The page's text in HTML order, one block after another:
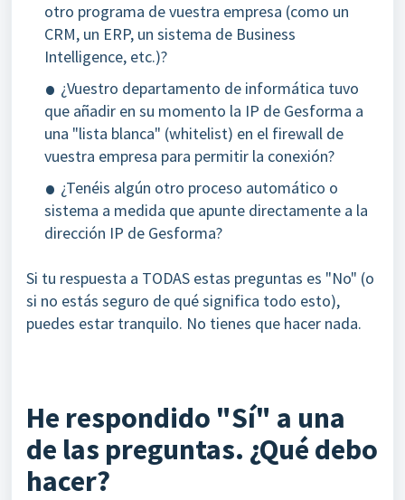
otro programa de vuestra empresa (como un
CRM, un ERP, un sistema de Business
Intelligence, etc.)?
¿Vuestro departamento de informática tuvo
que añadir en su momento la IP de Gesforma a
una "lista blanca" (whitelist) en el firewall de
vuestra empresa para permitir la conexión?
¿Tenéis algún otro proceso automático o
sistema a medida que apunte directamente a la
dirección IP de Gesforma?
Si tu respuesta a TODAS estas preguntas es "No" (o
si no estás seguro de qué significa todo esto),
puedes estar tranquilo. No tienes que hacer nada.
He respondido "Sí" a una
de las preguntas. ¿Qué debo
hacer?